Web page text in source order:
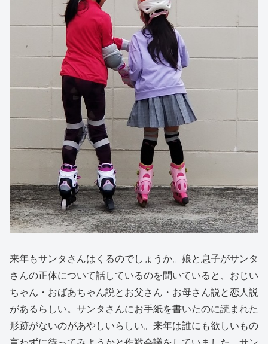
来年もサンタさんはくるのでしょうか。娘と息子がサンタ
さんの正体について話しているのを聞いていると、おじい
ちゃん・おばあちゃん説とお父さん・お母さん説と恋人説
があるらしい。サンタさんにお手紙を書いたのに読まれた
形跡がないのがあやしいらしい。来年は誰にも欲しいもの